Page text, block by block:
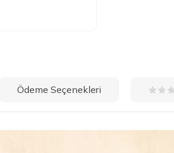
Ödeme Seçenekleri